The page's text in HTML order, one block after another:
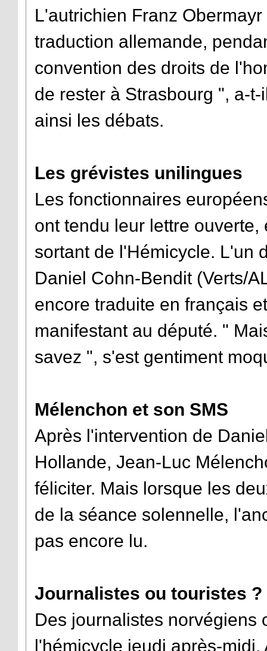
L'autrichien Franz
traduction allemande,
convention des droits de
de rester à Strasbourg ", a-
ainsi les débats.
Les grévistes unilingues
Les fonctionnaires
ont tendu leur lettre
sortant de l'Hémicycle. L'un
Daniel Cohn-Bendit (Verts/
encore traduite en français
manifestant au député. "
savez ", s'est gentiment
Mélenchon et son SMS
Après l'intervention de
Hollande, Jean-Luc
féliciter. Mais lorsque les
de la séance solennelle,
pas encore lu.
Journalistes ou touristes ?
Des journalistes norvégiens
l'hémicycle jeudi après-